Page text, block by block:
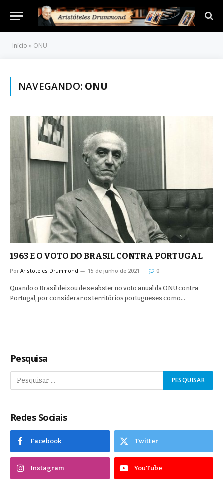
Início » ONU
NAVEGANDO: ONU
1963 E O VOTO DO BRASIL CONTRA PORTUGAL
Por Aristoteles Drummond 15 de junho de 2021 0
Quando o Brasil deixou de se abster no voto anual da ONU contra
Portugal, por considerar os territórios portugueses como…
Pesquisa
Redes Sociais
Facebook Twitter
Instagram YouTube